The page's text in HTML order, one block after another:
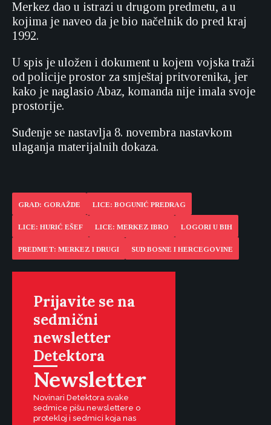
Merkez dao u istrazi u drugom predmetu, a u
kojima je naveo da je bio načelnik do pred kraj
1992.
U spis je uložen i dokument u kojem vojska traži
od policije prostor za smještaj pritvorenika, jer
kako je naglasio Abaz, komanda nije imala svoje
prostorije.
Suđenje se nastavlja 8. novembra nastavkom
ulaganja materijalnih dokaza.
GRAD: GORAŽDE LICE: BOGUNIĆ PREDRAG
LICE: HURIĆ EŠEF LICE: MERKEZ IBRO LOGORI U BIH
PREDMET: MERKEZ I DRUGI SUD BOSNE I HERCEGOVINE
Prijavite se na
sedmični
newsletter
Detektora
Newsletter
Novinari Detektora svake
sedmice pišu newslettere o
protekloj i sedmici koja nas